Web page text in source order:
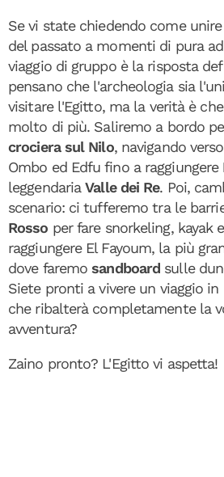
Se vi state chiedendo come
del passato a momenti di pura
viaggio di gruppo è la risposta
pensano che l'archeologia sia
visitare l'Egitto, ma la verità è
molto di più. Saliremo a bordo
crociera sul Nilo, navigando
Ombo ed Edfu fino a raggiungere
leggendariaValle dei Re. Poi,
scenario: ci tufferemo tra le
Rosso per fare snorkeling, kayak
raggiungere El Fayoum, la più
dove faremosandboard sulle
Siete pronti a vivere un viaggio
che ribalterà completamente la
avventura?
Zaino pronto? L'Egitto vi aspetta!